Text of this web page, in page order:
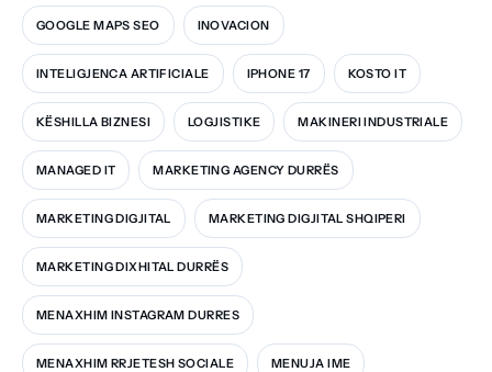
GOOGLE MAPS SEO INOVACION
INTELIGJENCA ARTIFICIALE IPHONE 17 KOSTO IT
KËSHILLA BIZNESI LOGJISTIKE MAKINERI INDUSTRIALE
MANAGED IT MARKETING AGENCY DURRËS
MARKETING DIGJITAL MARKETING DIGJITAL SHQIPERI
MARKETING DIXHITAL DURRËS
MENAXHIM INSTAGRAM DURRES
MENAXHIM RRJETESH SOCIALE MENUJA IME